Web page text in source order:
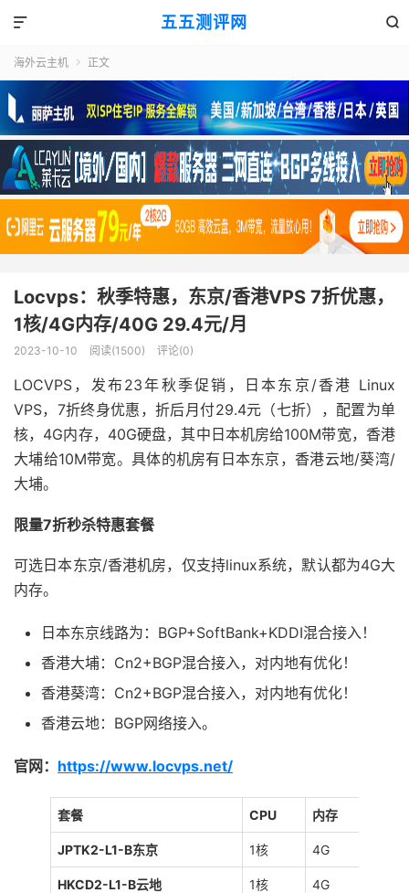
五五测评网 

海外云主机  正文
Locvps：秋季特惠，东京/香港VPS 7折优惠，
1核/4G内存/40G 29.4元/月
2023-10-10 阅读(1500) 评论(0)
LOCVPS，发布23年秋季促销，日本东京/香港 Linux
VPS，7折终身优惠，折后月付29.4元（七折），配置为单
核，4G内存，40G硬盘，其中日本机房给100M带宽，香港
大埔给10M带宽。具体的机房有日本东京，香港云地/葵湾/
大埔。
限量7折秒杀特惠套餐
可选日本东京/香港机房，仅支持linux系统，默认都为4G大
内存。
日本东京线路为：BGP+SoftBank+KDDI混合接入！
香港大埔：Cn2+BGP混合接入，对内地有优化！
香港葵湾：Cn2+BGP混合接入，对内地有优化！
香港云地：BGP网络接入。
官网： https://www.locvps.net/
套餐 CPU 内存
JPTK2-L1-B东京 1核 4G
HKCD2-L1-B云地 1核 4G